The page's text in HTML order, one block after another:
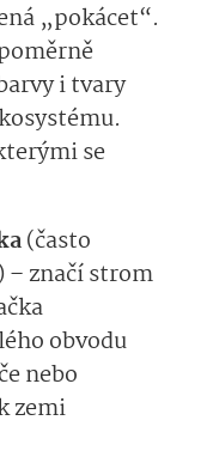
„pokácet“.
i tvary
se
(často
– značí strom
obvodu
nebo
zemi